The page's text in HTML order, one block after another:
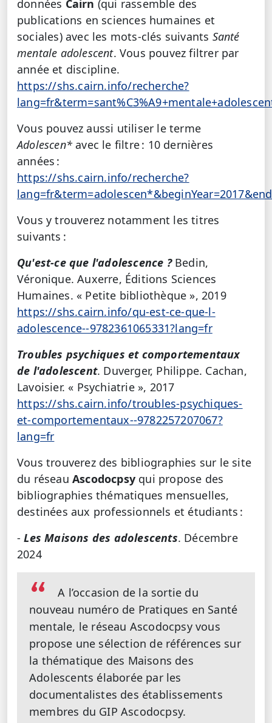
données Cairn (qui rassemble des
publications en sciences humaines et
sociales) avec les mots-clés suivants Santé
mentale adolescent. Vous pouvez filtrer par
année et discipline.
https://shs.cairn.info/recherche?
Vous pouvez aussi utiliser le terme
Adolescen*avec le filtre : 10 dernières
années :
https://shs.cairn.info/recherche?
Vous y trouverez notamment les titres
suivants :
Qu'est-ce que l'adolescence ?Bedin,
Véronique. Auxerre, Éditions Sciences
Humaines. « Petite bibliothèque », 2019
https://shs.cairn.info/qu-est-ce-que-l-
adolescence--9782361065331?lang=fr
Troubles psychiques et comportementaux
de l'adolescent. Duverger, Philippe. Cachan,
Lavoisier. « Psychiatrie », 2017
https://shs.cairn.info/troubles-psychiques-
et-comportementaux--9782257207067?
lang=fr
Vous trouverez des bibliographies sur le site
du réseau Ascodocpsy qui propose des
bibliographies thématiques mensuelles,
destinées aux professionnels et étudiants :
- Les Maisons des adolescents. Décembre
2024
A l’occasion de la sortie du
nouveau numéro de Pratiques en Santé
mentale, le réseau Ascodocpsy vous
propose une sélection de références sur
la thématique des Maisons des
Adolescents élaborée par les
documentalistes des établissements
membres du GIP Ascodocpsy.